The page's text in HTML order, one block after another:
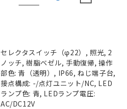
セレクタスイッチ（φ22）, 照光, 2
ノッチ, 樹脂ベゼル, 手動復帰, 操作
部色: 青（透明）, IP66, ねじ端子台,
接点構成: -/点灯ユニット/NC, LED
ランプ色: 青, LEDランプ電圧:
AC/DC12V